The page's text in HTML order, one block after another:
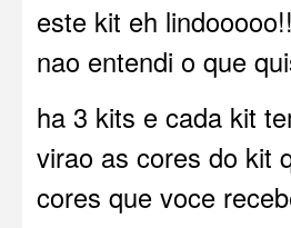
este kit eh
nao entendi o que
ha 3 kits e cada kit
virao as cores do kit
cores que voce